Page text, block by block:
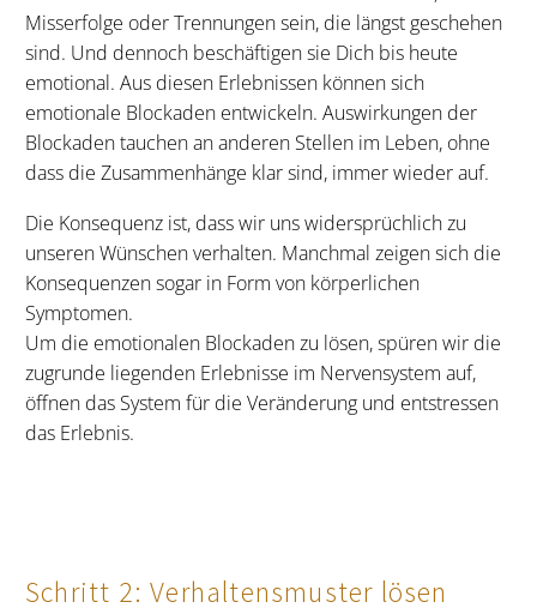
Misserfolge oder Trennungen sein, die längst geschehen
sind. Und dennoch beschäftigen sie Dich bis heute
emotional. Aus diesen Erlebnissen können sich
emotionale Blockaden entwickeln. Auswirkungen der
Blockaden tauchen an anderen Stellen im Leben, ohne
dass die Zusammenhänge klar sind, immer wieder auf.
Die Konsequenz ist, dass wir uns widersprüchlich zu
unseren Wünschen verhalten. Manchmal zeigen sich die
Konsequenzen sogar in Form von körperlichen
Symptomen.
Um die emotionalen Blockaden zu lösen, spüren wir die
zugrunde liegenden Erlebnisse im Nervensystem auf,
öffnen das System für die Veränderung und entstressen
das Erlebnis.
Schritt 2: Verhaltensmuster lösen